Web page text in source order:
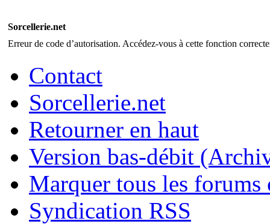
Sorcellerie.net
Erreur de code d’autorisation. Accédez-vous à cette fonction
Contact
Sorcellerie.net
Retourner en haut
Version bas-débit
Marquer tous les forums
Syndication RSS